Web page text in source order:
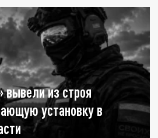
вывели из строя
установку в